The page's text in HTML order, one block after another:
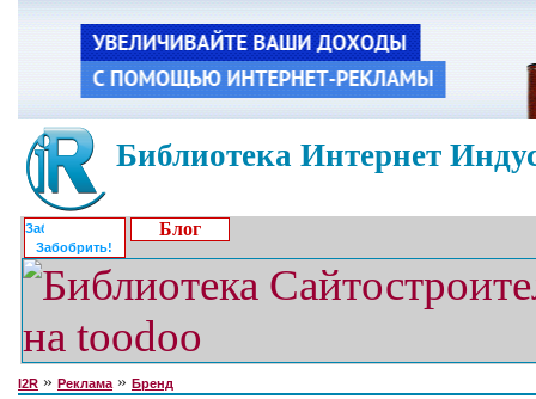
Библиотека Интернет
Забобрить!
Блог
I2R » Реклама » Бренд